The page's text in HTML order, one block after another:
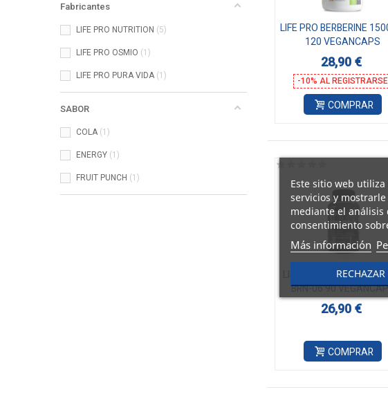
Fabricantes
LIFE PRO NUTRITION 5
LIFE PRO OSMIO 1
LIFE PRO PURA VIDA 1
SABOR
COLA 1
ENERGY 1
FRUIT PUNCH 1
LIFE PRO BERBERINE
120 VEGANCAPS
28,90 €
-10% AL REGISTRARSE
COMPRAR
LIFE PRO OSMIO
BRN-06 90
26,90 €
COMPRAR
Este sitio web
servicios y
mediante el análisis
consentimiento
Más información